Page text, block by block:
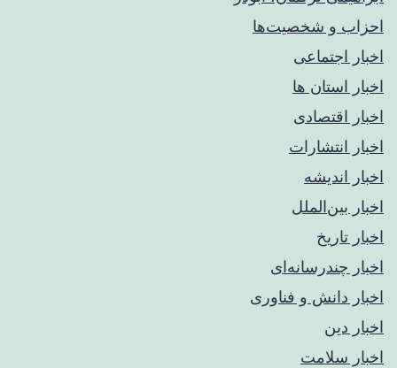
احزاب و شخصیت‌ها
اخبار اجتماعی
اخبار استان ها
اخبار اقتصادی
اخبار انتشارات
اخبار اندیشه
اخبار بین‌الملل
اخبار تاریخ
اخبار چندرسانه‌ای
اخبار دانش و فناوری
اخبار دین
اخبار سلامت